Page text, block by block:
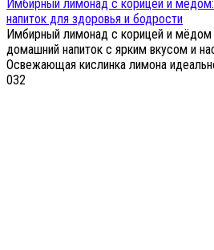
Имбирный лимонад с корицей и
напиток для здоровья и бодрости
Имбирный лимонад с корицей и мёдом
домашний напиток с ярким вкусом и
Освежающая кислинка лимона
032